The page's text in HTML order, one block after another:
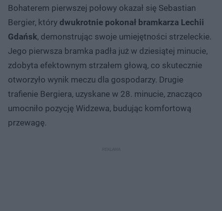
Bohaterem pierwszej połowy okazał się Sebastian
Bergier, który dwukrotnie pokonał bramkarza Lechii
Gdańsk, demonstrując swoje umiejętności strzeleckie.
Jego pierwsza bramka padła już w dziesiątej minucie,
zdobyta efektownym strzałem głową, co skutecznie
otworzyło wynik meczu dla gospodarzy. Drugie
trafienie Bergiera, uzyskane w 28. minucie, znacząco
umocniło pozycję Widzewa, budując komfortową
przewagę.